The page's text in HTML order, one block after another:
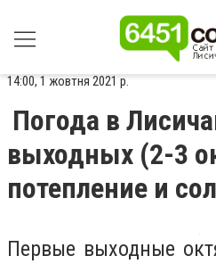
14:00, 1 жовтня 2021 р.
Погода в
выходных (2-3
потепление и
Первые выходные